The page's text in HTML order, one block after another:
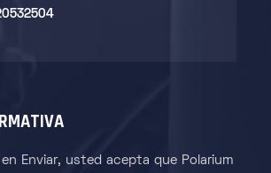
Enviar, usted acepta que Polarium